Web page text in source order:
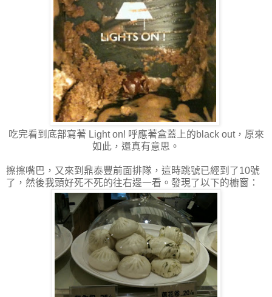
吃完看到底部寫著 Light on! 呼應著盒蓋上的black out，原來
如此，還真有意思。
擦擦嘴巴，又來到鼎泰豐前面排隊，這時跳號已經到了10號
了，然後我頭好死不死的往右邊一看。發現了以下的櫥窗：